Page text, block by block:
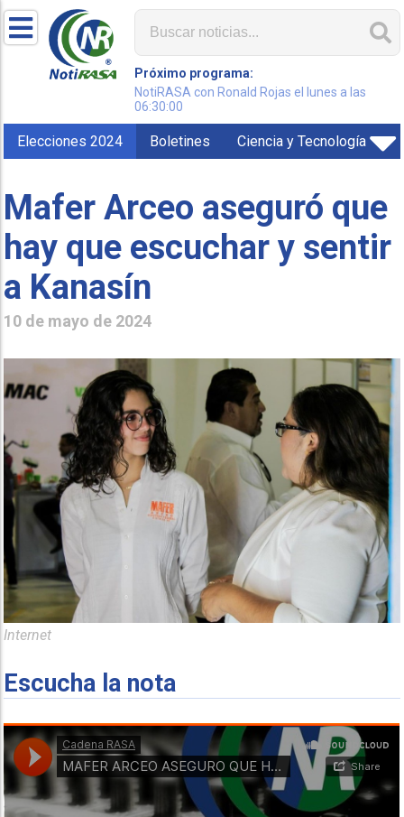
Próximo programa:
NotiRASA con Ronald Rojas el lunes a las
06:30:00
Elecciones 2024 Boletines Ciencia y Tecnología
Mafer Arceo aseguró que
hay que escuchar y sentir
a Kanasín
10 de mayo de 2024
Internet
Escucha la nota